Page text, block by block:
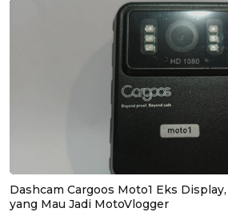
Dashcam Cargoos Moto1 Eks
yang Mau Jadi MotoVlogger